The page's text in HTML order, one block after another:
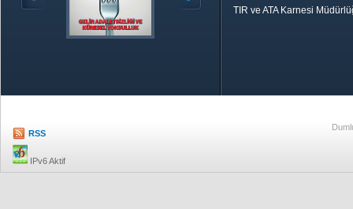
TIR ve ATA Karnesi
RSS
IPv6 Aktif